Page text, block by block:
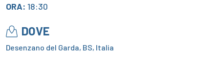
ORA: 18:30
DOVE
Desenzano del Garda, BS, Italia